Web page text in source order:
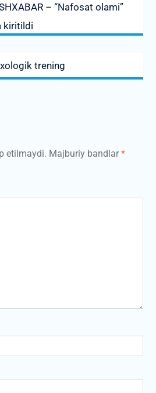
– “Nafosat olami”
kiritildi
trening
etilmaydi. Majburiy bandlar*